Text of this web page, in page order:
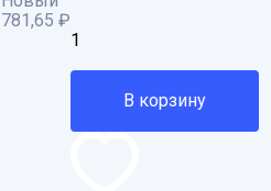
781,65 ₽
В корзину